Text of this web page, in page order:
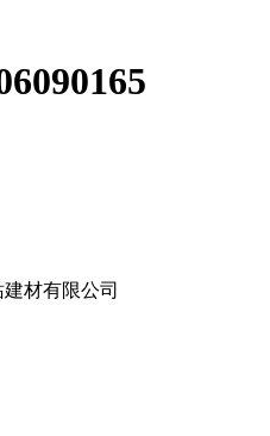
材有限公司